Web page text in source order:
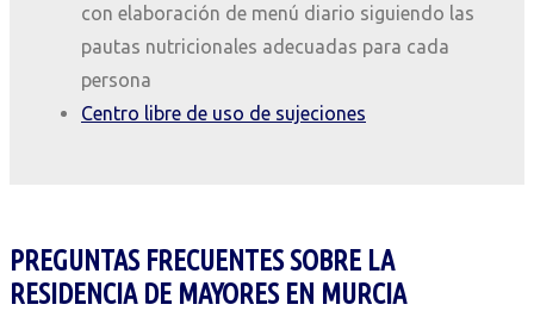
con elaboración de menú diario siguiendo las
pautas nutricionales adecuadas para cada
persona
Centro libre de uso de sujeciones
PREGUNTAS FRECUENTES SOBRE LA
RESIDENCIA DE MAYORES EN MURCIA